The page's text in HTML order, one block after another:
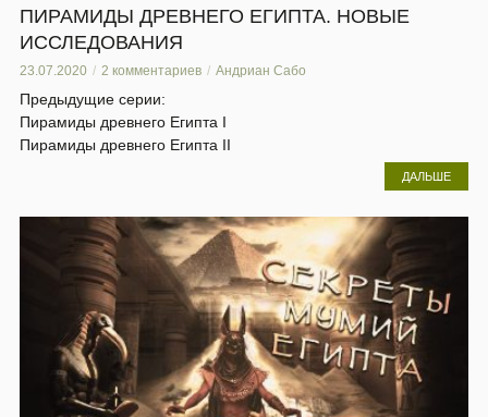
ПИРАМИДЫ ДРЕВНЕГО ЕГИПТА. НОВЫЕ
ИССЛЕДОВАНИЯ
23.07.2020 2 комментариев Андриан Сабо
Предыдущие серии:
Пирамиды древнего Египта I
Пирамиды древнего Египта II
ДАЛЬШЕ